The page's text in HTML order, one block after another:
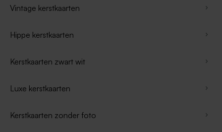
Vintage kerstkaarten
Hippe kerstkaarten
Kerstkaarten zwart wit
Luxe kerstkaarten
Kerstkaarten zonder foto